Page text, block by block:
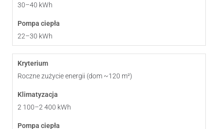
30–40 kWh
22–30 kWh
Roczne zużycie energii (dom ~120 m²)
2 100–2 400 kWh